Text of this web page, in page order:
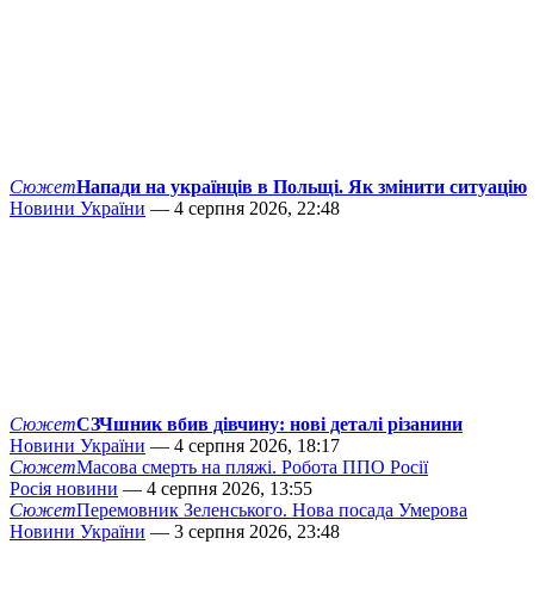
СюжетНапади на українців в Польщі. Як змінити ситуацію
Новини України — 4 серпня 2026, 22:48
СюжетСЗЧшник вбив дівчину: нові деталі різанини
Новини України — 4 серпня 2026, 18:17
СюжетМасова смерть на пляжі. Робота ППО Росії
Росія новини — 4 серпня 2026, 13:55
СюжетПеремовник Зеленського. Нова посада Умерова
Новини України — 3 серпня 2026, 23:48